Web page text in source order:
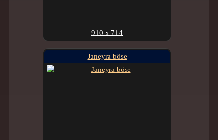
910 x 714
Janeyra böse